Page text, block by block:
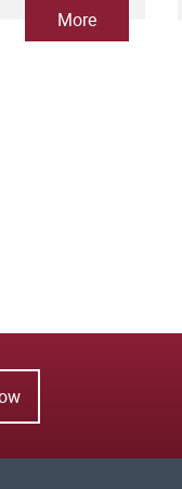
More